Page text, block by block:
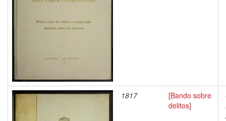
1817
[Bando sobre
delitos]